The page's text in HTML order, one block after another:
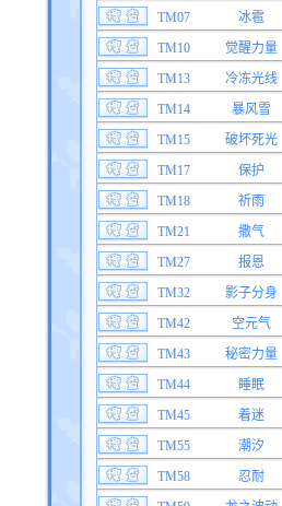
TM07
冰雹
TM10
觉醒力量
TM13
冷冻光线
TM14
暴风雪
TM15
破坏死光
TM17
保护
TM18
祈雨
TM21
撒气
TM27
报恩
TM32
影子分身
TM42
空元气
TM43
秘密力量
TM44
睡眠
TM45
着迷
TM55
潮汐
TM58
忍耐